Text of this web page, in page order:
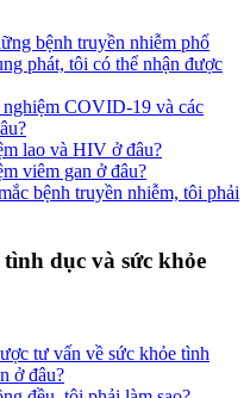
bệnh truyền nhiễm phổ
phát, tôi có thể nhận được
COVID-19 và các
lao và HIV ở đâu?
viêm gan ở đâu?
bệnh truyền nhiễm, tôi phải
dục và sức khỏe
tư vấn về sức khỏe tình
ở đâu?